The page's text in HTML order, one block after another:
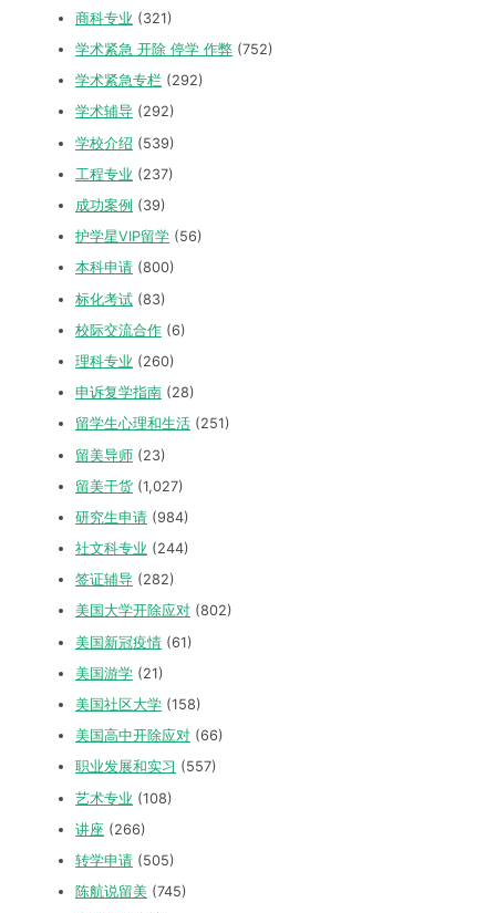
商科专业 (321)
学术紧急 开除 停学 作弊 (752)
学术紧急专栏 (292)
学术辅导 (292)
学校介绍 (539)
工程专业 (237)
成功案例 (39)
护学星VIP留学 (56)
本科申请 (800)
标化考试 (83)
校际交流合作 (6)
理科专业 (260)
申诉复学指南 (28)
留学生心理和生活 (251)
留美导师 (23)
留美干货 (1,027)
研究生申请 (984)
社文科专业 (244)
签证辅导 (282)
美国大学开除应对 (802)
美国新冠疫情 (61)
美国游学 (21)
美国社区大学 (158)
美国高中开除应对 (66)
职业发展和实习 (557)
艺术专业 (108)
讲座 (266)
转学申请 (505)
陈航说留美 (745)